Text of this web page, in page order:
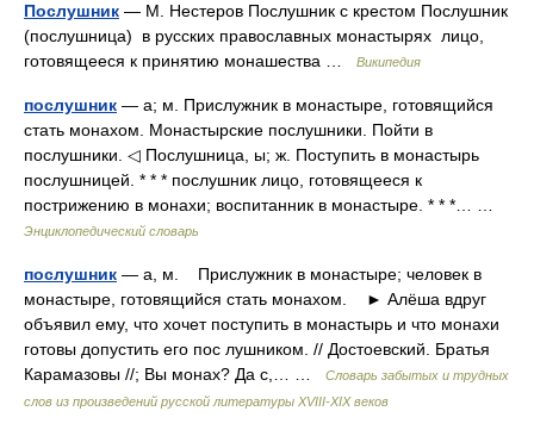
Послушник — М. Нестеров Послушник с крестом Послушник
(послушница) в русских православных монастырях лицо,
готовящееся к принятию монашества …
Википедия
послушник — а; м. Прислужник в монастыре, готовящийся
стать монахом. Монастырские послушники. Пойти в
послушники. ◁ Послушница, ы; ж. Поступить в монастырь
послушницей. * * * послушник лицо, готовящееся к
пострижению в монахи; воспитанник в монастыре. * * *… …
Энциклопедический словарь
послушник — а, м. Прислужник в монастыре; человек в
монастыре, готовящийся стать монахом. ► Алёша вдруг
объявил ему, что хочет поступить в монастырь и что монахи
готовы допустить его пос лушником. // Достоевский. Братья
Карамазовы //; Вы монах? Да с,… …
Словарь забытых и трудных
слов из произведений русской литературы ХVIII-ХIХ веков